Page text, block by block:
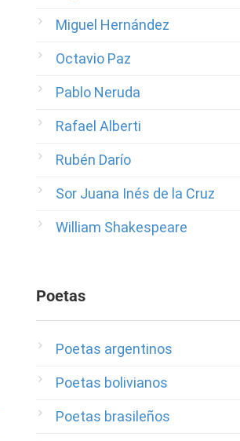
Miguel Hernández
Octavio Paz
Pablo Neruda
Rafael Alberti
Rubén Darío
Sor Juana Inés de la Cruz
William Shakespeare
Poetas
Poetas argentinos
Poetas bolivianos
Poetas brasileños